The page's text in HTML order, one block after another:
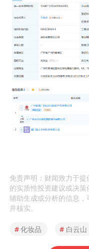
免责声明：财闻致力于
的实质性投资建议或决
辅助生成或分析的信息
并核实。
#化妆品 # 白云山